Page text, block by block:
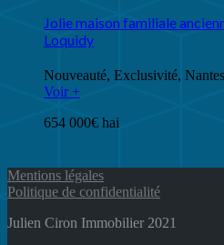
Jolie maison familiale
Loquidy
Nouveauté, Exclusivité,
Voir +
654 000€ hai
Mentions légales
Politique de confidentialité
Julien Ciron Immobilier 2021